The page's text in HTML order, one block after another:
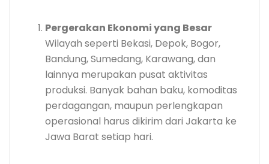
Pergerakan Ekonomi yang Besar
Wilayah seperti Bekasi, Depok, Bogor,
Bandung, Sumedang, Karawang, dan
lainnya merupakan pusat aktivitas
produksi. Banyak bahan baku, komoditas
perdagangan, maupun perlengkapan
operasional harus dikirim dari Jakarta ke
Jawa Barat setiap hari.